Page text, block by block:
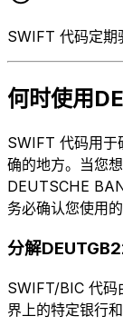
SWIFT 代码定期
何时使用
SWIFT 代码用于
确的地方。当您
DEUTSCHE
务必确认您使用
分解
SWIFT/BIC 代码
界上的特定银行和